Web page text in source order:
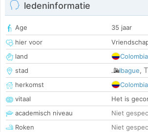
ledeninformatie
Age
35 jaar
hier voor
land
Colombia
stad
Ibague,
herkomst
Colombia
vitaal
Het is
academisch niveau
Niet
Roken
Niet